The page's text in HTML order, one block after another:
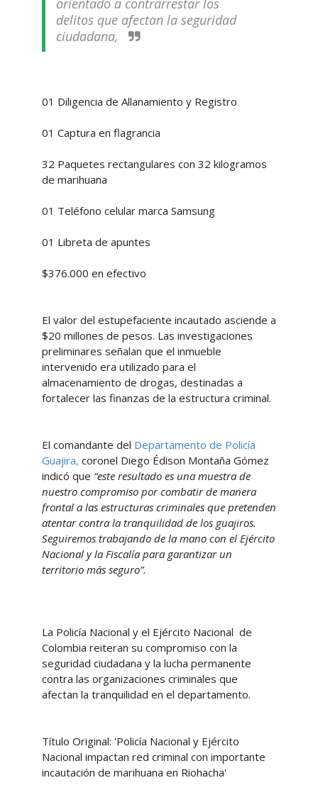
orientado a contrarrestar los
delitos que afectan la seguridad
ciudadana,
01 Diligencia de Allanamiento y Registro
01 Captura en flagrancia
32 Paquetes rectangulares con 32 kilogramos
de marihuana
01 Teléfono celular marca Samsung
01 Libreta de apuntes
$376.000 en efectivo
El valor del estupefaciente incautado asciende a
$20 millones de pesos. Las investigaciones
preliminares señalan que el inmueble
intervenido era utilizado para el
almacenamiento de drogas, destinadas a
fortalecer las finanzas de la estructura criminal.
El comandante del Departamento de Policía
Guajira, coronel Diego Édison Montaña Gómez
indicó que “este resultado es una muestra de
nuestro compromiso por combatir de manera
frontal a las estructuras criminales que pretenden
atentar contra la tranquilidad de los guajiros.
Seguiremos trabajando de la mano con el Ejército
Nacional y la Fiscalía para garantizar un
territorio más seguro”.
La Policía Nacional y el Ejército Nacional de
Colombia reiteran su compromiso con la
seguridad ciudadana y la lucha permanente
contra las organizaciones criminales que
afectan la tranquilidad en el departamento.
Título Original: 'Policía Nacional y Ejército
Nacional impactan red criminal con importante
incautación de marihuana en Riohacha'